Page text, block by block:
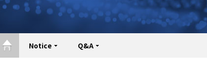
Notice Q&A